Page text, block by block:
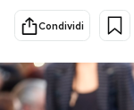
Economia
Sport
Condividi